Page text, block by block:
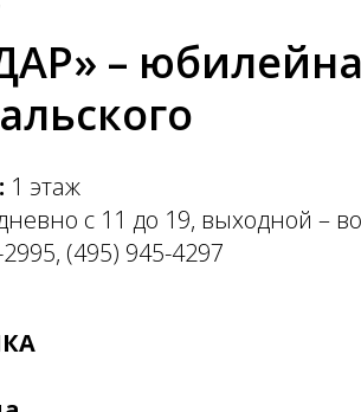
–
1 этаж
с 11 до 19, выходной –
(495) 945-4297